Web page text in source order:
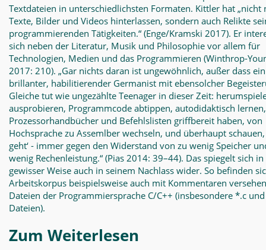
Textdateien in unterschiedlichsten Formaten. Kittler hat „nicht
Texte, Bilder und Videos hinterlassen, sondern auch Relikte
programmierenden Tätigkeiten.“ (Enge/Kramski 2017). Er
sich neben der Literatur, Musik und Philosophie vor allem für
Technologien, Medien und das Programmieren (Winthrop-
2017: 210). „Gar nichts daran ist ungewöhnlich, außer dass ein
brillanter, habilitierender Germanist mit ebensolcher
Gleiche tut wie ungezählte Teenager in dieser Zeit:
ausprobieren, Programmcode abtippen, autodidaktisch lernen,
Prozessorhandbücher und Befehlslisten griffbereit haben, von
Hochsprache zu Assemlber wechseln, und überhaupt schauen,
geht‘ - immer gegen den Widerstand von zu wenig Speicher
wenig Rechenleistung.“ (Pias 2014: 39–44). Das spiegelt sich in
gewisser Weise auch in seinem Nachlass wider. So befinden
Arbeitskorpus beispielsweise auch mit Kommentaren
Dateien der Programmiersprache C/C++ (insbesondere *.c
Dateien).
Zum Weiterlesen